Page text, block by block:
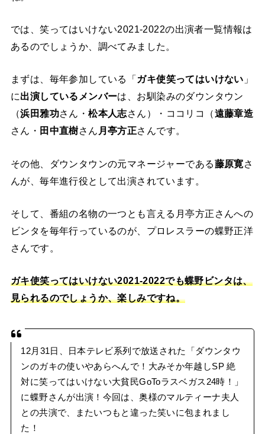
では、笑ってはいけない2021-2022の出演者一覧情報は
あるのでしょうか、調べてみました。
まずは、毎年参加している「ガキ使笑ってはいけない 」
に出演しているメンバーは、お馴染みのダウンタウン
（浜田雅功さん・松本人志さん）・ココリコ（遠藤章造
さん・ 田中直樹さん 月亭方正さんです。
その他、ダウンタウンの元マネージャーである藤原寛さ
んが、毎年進行役として出演されています。
そして、番組の名物の一つとも言える月亭方正さんへの
ビンタを毎年行っているのが、プロレスラーの蝶野正洋
さんです。
ガキ使笑ってはいけない2021-2022でも蝶野ビンタは、
見られるのでしょうか、楽しみですね。
12月31日、日本テレビ系列で放送された「ダウンタウ
ンのガキの使いやあらへんで！大みそか年越しSP 絶
対に笑ってはいけない大貧民GoToラスベガス24時！」
に蝶野さんが出演！今回は、奥様のマルティーナ夫人
との共演で、またいつもと違った笑いに包まれまし
た！